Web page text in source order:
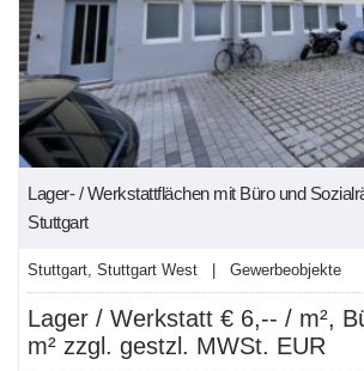
Lager- / Werkstattflächen mit Büro und
Stuttgart
Stuttgart, Stuttgart West | Gewerbeobjekte
Lager / Werkstatt € 6,-- / m²,
m² zzgl. gestzl. MWSt. EUR